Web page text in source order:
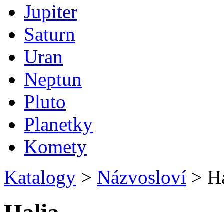
Jupiter
Saturn
Uran
Neptun
Pluto
Planetky
Komety
Katalogy > Názvosloví >